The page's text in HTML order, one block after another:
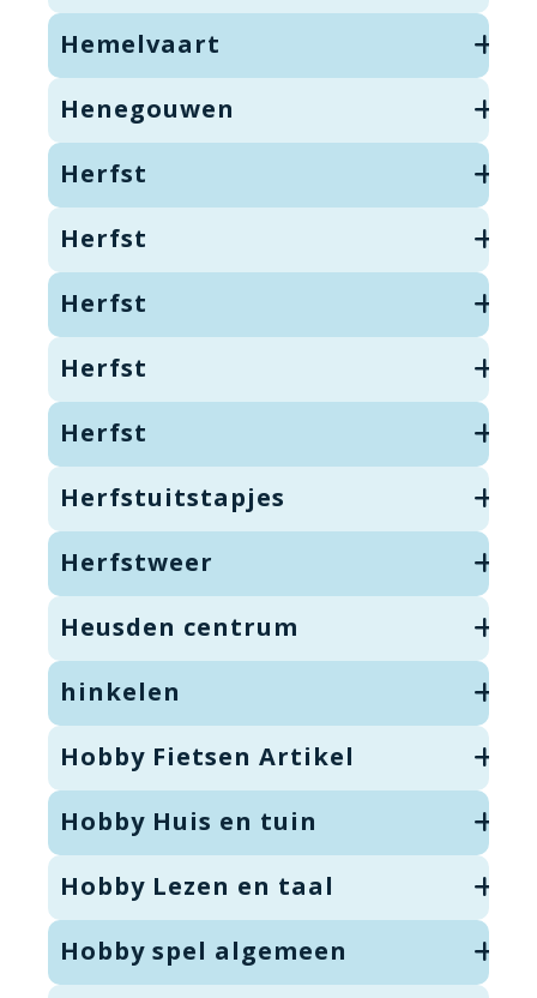
Hemelvaart
Henegouwen
Herfst
Herfst
Herfst
Herfst
Herfst
Herfstuitstapjes
Herfstweer
Heusden centrum
hinkelen
Hobby Fietsen Artikel
Hobby Huis en tuin
Hobby Lezen en taal
Hobby spel algemeen